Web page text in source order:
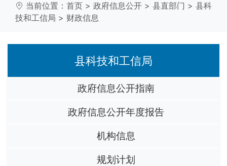
当前位置： 首页 > 政府信息公开 > 县直部门 > 县科
技和工信局 > 财政信息
县科技和工信局
政府信息公开指南
政府信息公开年度报告
机构信息
规划计划